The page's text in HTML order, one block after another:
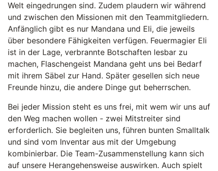
Welt eingedrungen sind. Zudem plaudern wir während
und zwischen den Missionen mit den Teammitgliedern.
Anfänglich gibt es nur Mandana und Eli, die jeweils
über besondere Fähigkeiten verfügen. Feuermagier Eli
ist in der Lage, verbrannte Botschaften lesbar zu
machen, Flaschengeist Mandana geht uns bei Bedarf
mit ihrem Säbel zur Hand. Später gesellen sich neue
Freunde hinzu, die andere Dinge gut beherrschen.
Bei jeder Mission steht es uns frei, mit wem wir uns auf
den Weg machen wollen - zwei Mitstreiter sind
erforderlich. Sie begleiten uns, führen bunten Smalltalk
und sind vom Inventar aus mit der Umgebung
kombinierbar. Die Team-Zusammenstellung kann sich
auf unsere Herangehensweise auswirken. Auch spielt